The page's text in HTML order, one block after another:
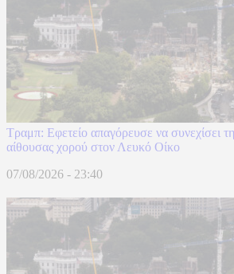
Τραμπ: Εφετείο απαγόρευσε να συνεχίσει
αίθουσας χορού στον Λευκό Οίκο
07/08/2026 - 23:40